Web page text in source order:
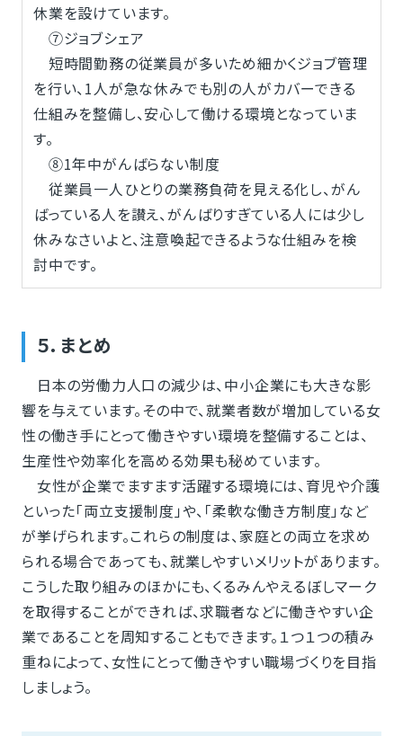
休業を設けています。
⑦ジョブシェア
短時間勤務の従業員が多いため細かくジョブ管理
を行い、1人が急な休みでも別の人がカバーできる
仕組みを整備し、安心して働ける環境となっていま
す。
⑧1年中がんばらない制度
従業員一人ひとりの業務負荷を見える化し、がん
ばっている人を讃え、がんばりすぎている人には少し
休みなさいよと、注意喚起できるような仕組みを検
討中です。
５．まとめ
日本の労働力人口の減少は、中小企業にも大きな影
響を与えています。その中で、就業者数が増加している女
性の働き手にとって働きやすい環境を整備することは、
生産性や効率化を高める効果も秘めています。
女性が企業でますます活躍する環境には、育児や介護
といった「両立支援制度」や、「柔軟な働き方制度」など
が挙げられます。これらの制度は、家庭との両立を求め
られる場合であっても、就業しやすいメリットがあります。
こうした取り組みのほかにも、くるみんやえるぼしマーク
を取得することができれば、求職者などに働きやすい企
業であることを周知することもできます。１つ１つの積み
重ねによって、女性にとって働きやすい職場づくりを目指
しましょう。